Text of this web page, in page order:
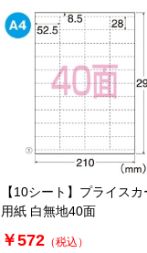
【10シート】プライスカ
用紙 白無地40面
￥572 （税込）